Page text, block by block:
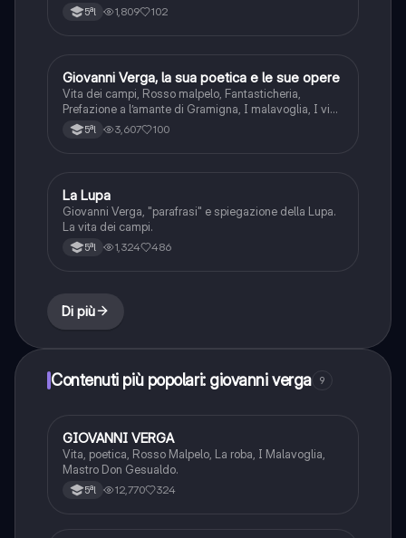
5ªl 1,809 102
Italiano
Giovanni Verga, la sua poetica e le sue opere
Vita dei campi, Rosso malpelo, Fantasticheria,
Prefazione a l’amante di Gramigna, I malavoglia, I vinti
e la fiumana del progresso, il naufragio della
provvidenza, novelle rusticane, La roba
5ªl 3,607 100
Italiano
La Lupa
Giovanni Verga, "parafrasi" e spiegazione della Lupa.
La vita dei campi.
5ªl 1,324 486
Di più
Contenuti più popolari: giovanni verga 9
Italiano
GIOVANNI VERGA
Vita, poetica, Rosso Malpelo, La roba, I Malavoglia,
Mastro Don Gesualdo.
5ªl 12,770 324